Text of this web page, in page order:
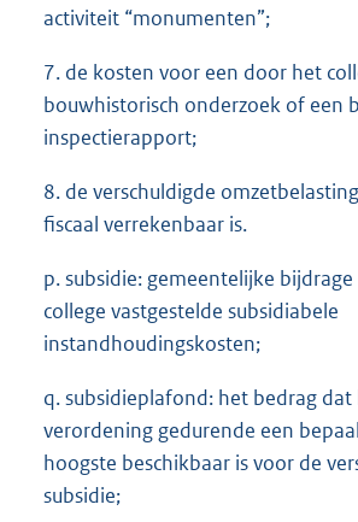
activiteit “monumenten”;
7. de kosten voor een door het
bouwhistorisch onderzoek of een
inspectierapport;
8. de verschuldigde
fiscaal verrekenbaar is.
p. subsidie: gemeentelijke
college vastgestelde subsidiabele
instandhoudingskosten;
q. subsidieplafond: het bedrag dat
verordening gedurende een
hoogste beschikbaar is voor de
subsidie;